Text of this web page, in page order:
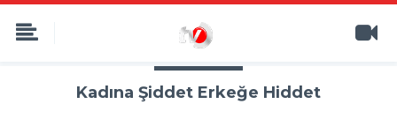
Kadına Şiddet Erkeğe Hiddet